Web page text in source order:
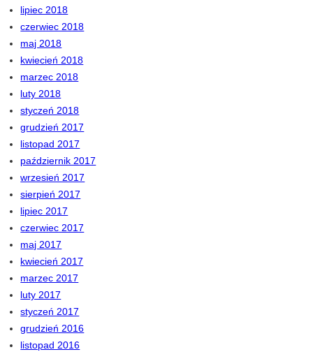
lipiec 2018
czerwiec 2018
maj 2018
kwiecień 2018
marzec 2018
luty 2018
styczeń 2018
grudzień 2017
listopad 2017
październik 2017
wrzesień 2017
sierpień 2017
lipiec 2017
czerwiec 2017
maj 2017
kwiecień 2017
marzec 2017
luty 2017
styczeń 2017
grudzień 2016
listopad 2016